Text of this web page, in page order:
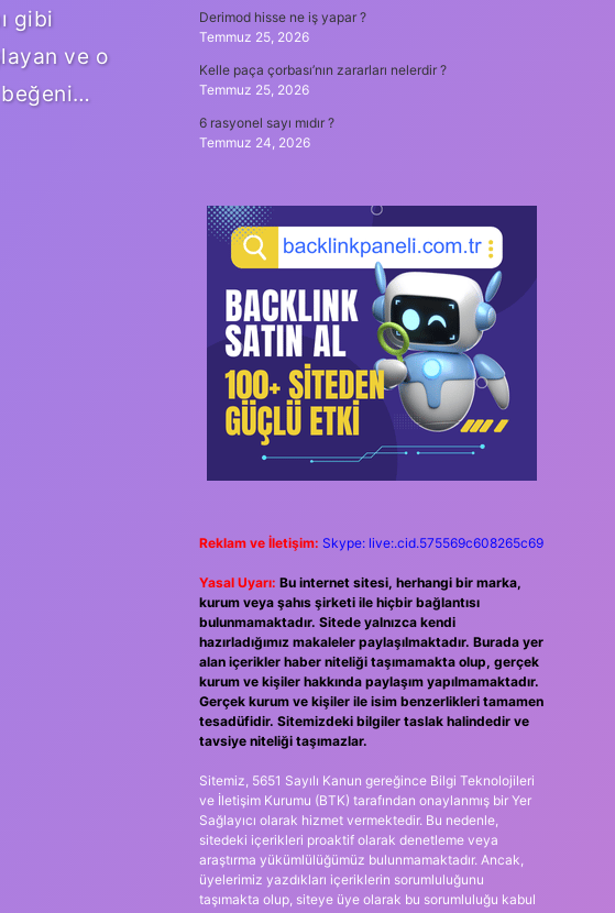
gibi
ve o
Derimod hisse ne iş yapar ?
Temmuz 25, 2026
Kelle paça çorbası’nın zararları nelerdir ?
Temmuz 25, 2026
6 rasyonel sayı mıdır ?
Temmuz 24, 2026
Reklam ve İletişim: Skype: live:.cid.575569c608265c69
Yasal Uyarı: Bu internet sitesi, herhangi bir marka,
kurum veya şahıs şirketi ile hiçbir bağlantısı
bulunmamaktadır. Sitede yalnızca kendi
hazırladığımız makaleler paylaşılmaktadır. Burada yer
alan içerikler haber niteliği taşımamakta olup, gerçek
kurum ve kişiler hakkında paylaşım yapılmamaktadır.
Gerçek kurum ve kişiler ile isim benzerlikleri tamamen
tesadüfidir. Sitemizdeki bilgiler taslak halindedir ve
tavsiye niteliği taşımazlar.
Sitemiz, 5651 Sayılı Kanun gereğince Bilgi Teknolojileri
ve İletişim Kurumu (BTK) tarafından onaylanmış bir Yer
Sağlayıcı olarak hizmet vermektedir. Bu nedenle,
sitedeki içerikleri proaktif olarak denetleme veya
araştırma yükümlülüğümüz bulunmamaktadır. Ancak,
üyelerimiz yazdıkları içeriklerin sorumluluğunu
taşımakta olup, siteye üye olarak bu sorumluluğu kabul